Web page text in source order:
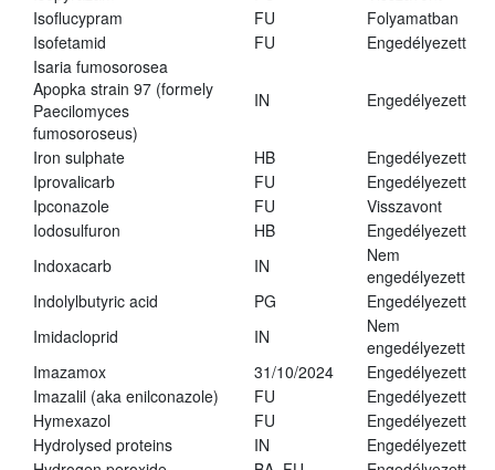
Isoflucypram
FU
Folyamatban
Isofetamid
FU
Engedélyezett
Isaria fumosorosea
Apopka strain 97 (formely
Paecilomyces
fumosoroseus)
IN Engedélyezett
Iron sulphate HB
Engedélyezett
Iprovalicarb
FU
Engedélyezett
Ipconazole
FU
Visszavont
Iodosulfuron
HB
Engedélyezett
Indoxacarb
IN
Nem
engedélyezett
Indolylbutyric acid
PG
Engedélyezett
Imidacloprid
IN
Nem
engedélyezett
Imazamox
31/10/2024
Engedélyezett
Imazalil (aka enilconazole)
FU
Engedélyezett
Hymexazol
FU
Engedélyezett
Hydrolysed proteins
IN
Engedélyezett